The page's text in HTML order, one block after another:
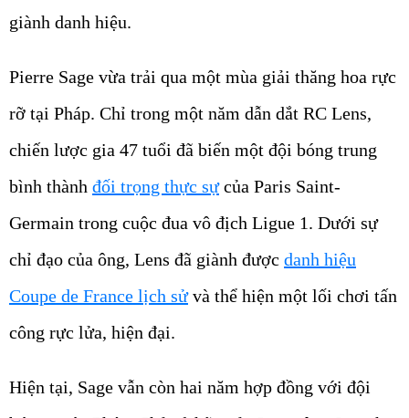
giành danh hiệu.
Pierre Sage vừa trải qua một mùa giải thăng hoa rực
rỡ tại Pháp. Chỉ trong một năm dẫn dắt RC Lens,
chiến lược gia 47 tuổi đã biến một đội bóng trung
bình thành đối trọng thực sựcủa Paris Saint-
Germain trong cuộc đua vô địch Ligue 1. Dưới sự
chỉ đạo của ông, Lens đã giành được danh hiệu
Coupe de France lịch sửvà thể hiện một lối chơi tấn
công rực lửa, hiện đại.
Hiện tại, Sage vẫn còn hai năm hợp đồng với đội